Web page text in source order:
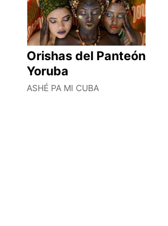
Orishas del Panteón
Yoruba
ASHÉ PA MI CUBA